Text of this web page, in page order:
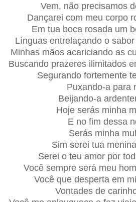
Vem, não precisamos
Dançarei com meu corpo
Em tua boca rosada um
Línguas entrelaçando o
Minhas mãos acariciando as
Buscando prazeres ilimitados
Segurando fortemente
Puxando-a para
Beijando-a
Hoje serás minha
E no fim dessa
Serás minha
Sim serei tua
Serei o teu amor por
Você sempre será meu
Você que desperta em
Vontades de